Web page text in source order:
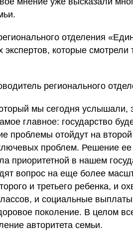
отделения
экспертов, которые
регионального
мы сегодня услышали,
главное: государство
проблемы отойдут на
проблем. Решение
приоритетной в нашем
вопрос на еще более
и третьего ребенка, и
и социальные
поколение. В целом
авторитета семьи.